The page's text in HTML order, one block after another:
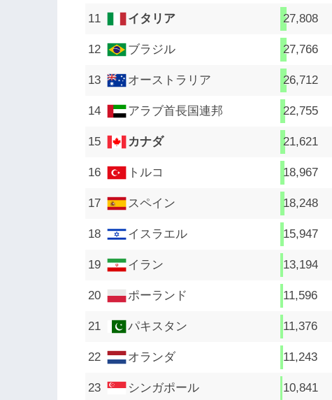
イタリア 27,808
ブラジル 27,766
オーストラリア 26,712
アラブ首長国連邦 22,755
カナダ 21,621
トルコ 18,967
スペイン 18,248
イスラエル 15,947
イラン 13,194
ポーランド 11,596
パキスタン 11,376
オランダ 11,243
シンガポール 10,841